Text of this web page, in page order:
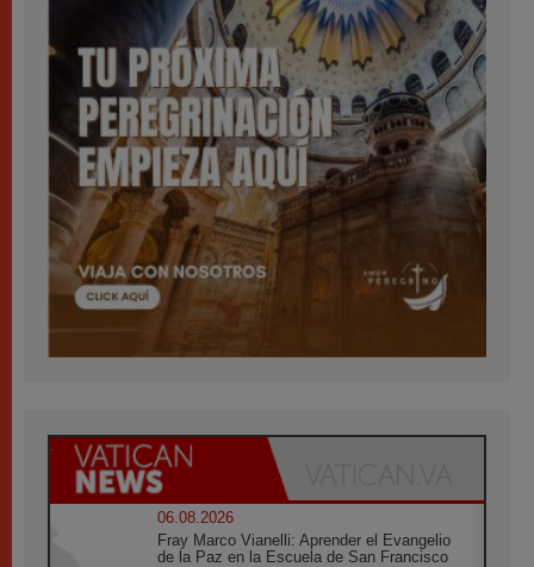
06.08.2026
Fray Marco Vianelli: Aprender el Evangelio
de la Paz en la Escuela de San Francisco